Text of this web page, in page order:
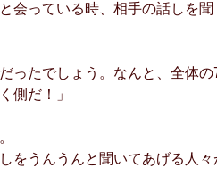
と会っている時、相手の話しを
ったでしょう。なんと、全体の
側だ！」
をうんうんと聞いてあげる人